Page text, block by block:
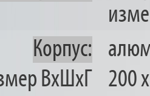
Корпус:
ВхШхГ
200